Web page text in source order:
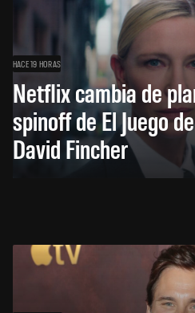
HACE 19 HORAS
Netflix cambia de
spinoff de El Juego
David Fincher